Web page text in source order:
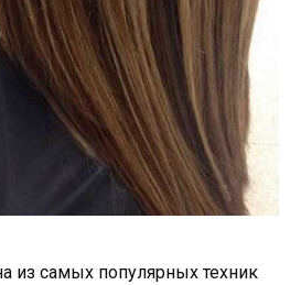
из самых популярных техник